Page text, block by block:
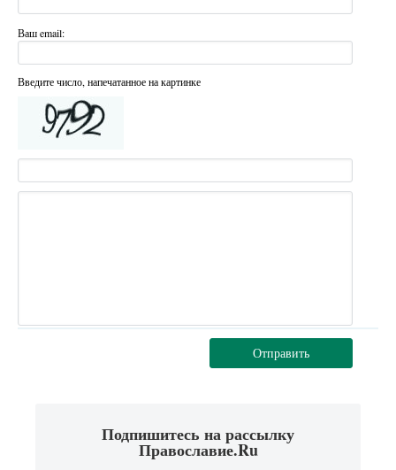
Ваш email:
Введите число, напечатанное на картинке
Отправить
Подпишитесь на рассылку
Православие.Ru